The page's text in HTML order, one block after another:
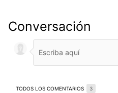
Conversación
TODOS LOS COMENTARIOS 3